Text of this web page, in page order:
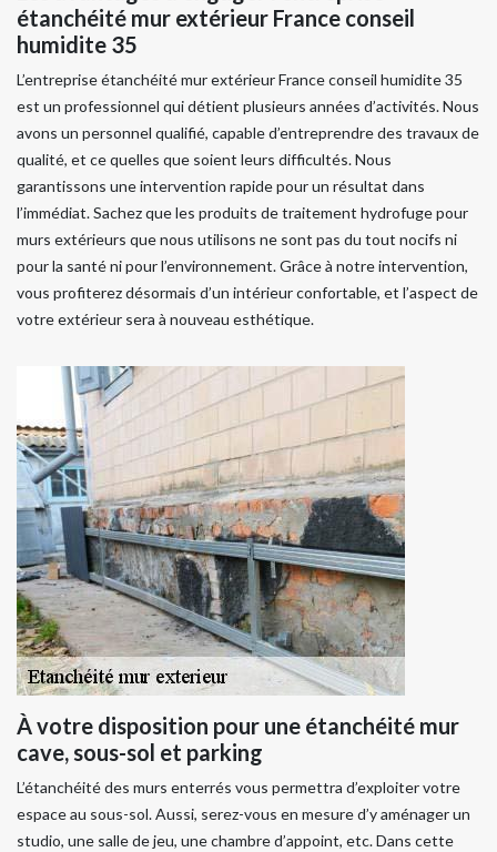
étanchéité mur extérieur France conseil
humidite 35
L’entreprise étanchéité mur extérieur France conseil humidite 35
est un professionnel qui détient plusieurs années d’activités. Nous
avons un personnel qualifié, capable d’entreprendre des travaux de
qualité, et ce quelles que soient leurs difficultés. Nous
garantissons une intervention rapide pour un résultat dans
l’immédiat. Sachez que les produits de traitement hydrofuge pour
murs extérieurs que nous utilisons ne sont pas du tout nocifs ni
pour la santé ni pour l’environnement. Grâce à notre intervention,
vous profiterez désormais d’un intérieur confortable, et l’aspect de
votre extérieur sera à nouveau esthétique.
À votre disposition pour une étanchéité mur
cave, sous-sol et parking
L’étanchéité des murs enterrés vous permettra d’exploiter votre
espace au sous-sol. Aussi, serez-vous en mesure d’y aménager un
studio, une salle de jeu, une chambre d’appoint, etc. Dans cette